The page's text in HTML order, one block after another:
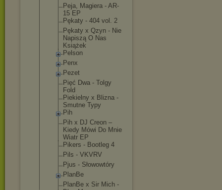
Peja, Magiera - AR-
15 EP
Pękaty - 404 vol. 2
Pękaty x Qzyn - Nie
Napiszą O Nas
Książek
Pelson
Penx
Pezet
Pięć Dwa - Tolgy
Fold
Piekielny x Blizna -
Smutne Typy
Pih
Pih x DJ Creon –
Kiedy Mówi Do Mnie
Wiatr EP
Pikers - Bootleg 4
Pils - VKVRV
Pjus - Słowowtóry
PlanBe
PlanBe x Sir Mich -